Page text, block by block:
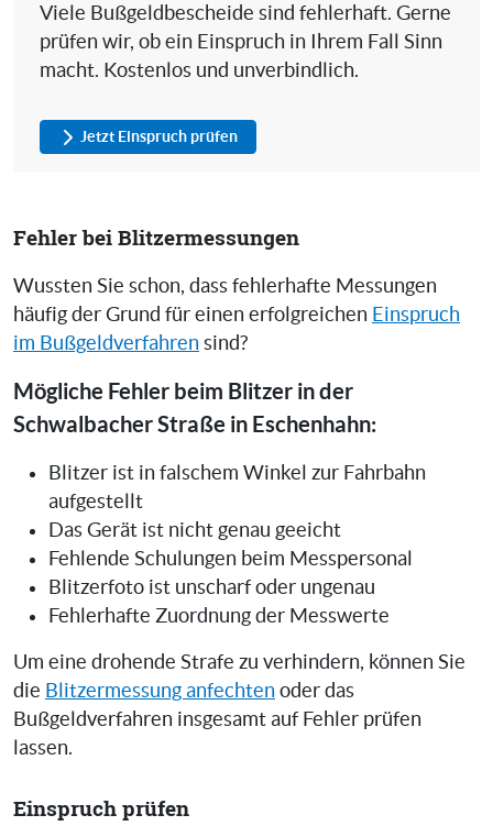
Viele Bußgeldbescheide sind fehlerhaft. Gerne
prüfen wir, ob ein Einspruch in Ihrem Fall Sinn
macht. Kostenlos und unverbindlich.
Jetzt Einspruch prüfen
Fehler bei Blitzermessungen
Wussten Sie schon, dass fehlerhafte Messungen
häufig der Grund für einen erfolgreichen Einspruch
im Bußgeldverfahren sind?
Mögliche Fehler beim Blitzer in der
Schwalbacher Straße in Eschenhahn:
Blitzer ist in falschem Winkel zur Fahrbahn
aufgestellt
Das Gerät ist nicht genau geeicht
Fehlende Schulungen beim Messpersonal
Blitzerfoto ist unscharf oder ungenau
Fehlerhafte Zuordnung der Messwerte
Um eine drohende Strafe zu verhindern, können Sie
die Blitzermessung anfechten oder das
Bußgeldverfahren insgesamt auf Fehler prüfen
lassen.
Einspruch prüfen